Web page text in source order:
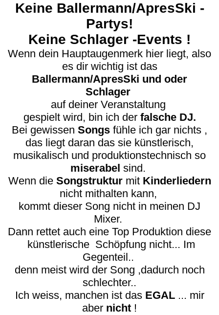
Keine Ballermann/ApresSki -
Partys!
Keine Schlager -Events !
Wenn dein Hauptaugenmerk hier liegt, also
es dir wichtig ist das
Ballermann/ApresSki und oder
Schlager
auf deiner Veranstaltung
gespielt wird, bin ich der falsche DJ.
Bei gewissen Songs fühle ich gar nichts ,
das liegt daran das sie künstlerisch,
musikalisch und produktionstechnisch so
miserabel sind.
Wenn die Songstrukturmit Kinderliedern
nicht mithalten kann,
kommt dieser Song nicht in meinen DJ
Mixer.
Dann rettet auch eine Top Produktion diese
künstlerische Schöpfung nicht... Im
Gegenteil..
denn meist wird der Song ,dadurch noch
schlechter..
Ich weiss, manchen ist das EGAL... mir
aber nicht !